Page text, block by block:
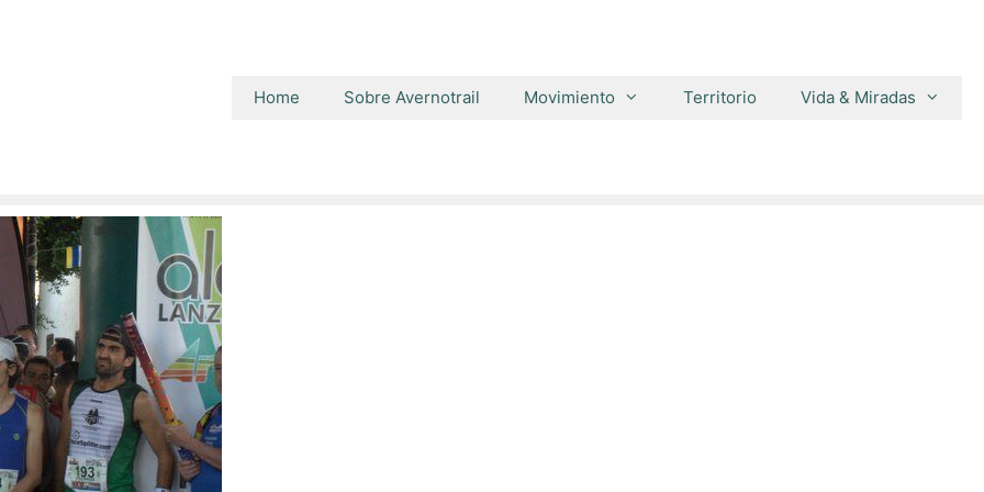
Home
Sobre Avernotrail Movimiento Territorio Vida & Miradas